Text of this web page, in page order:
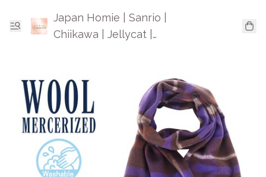
Japan Homie | Sanrio |
Chiikawa | Jellycat |